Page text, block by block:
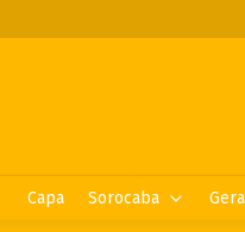
Capa Sorocaba